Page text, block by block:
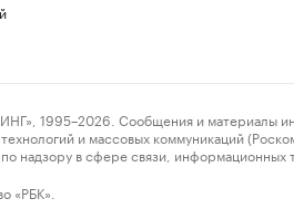
Сообщения и материалы
и массовых коммуникаций
надзору в сфере связи,
«РБК».